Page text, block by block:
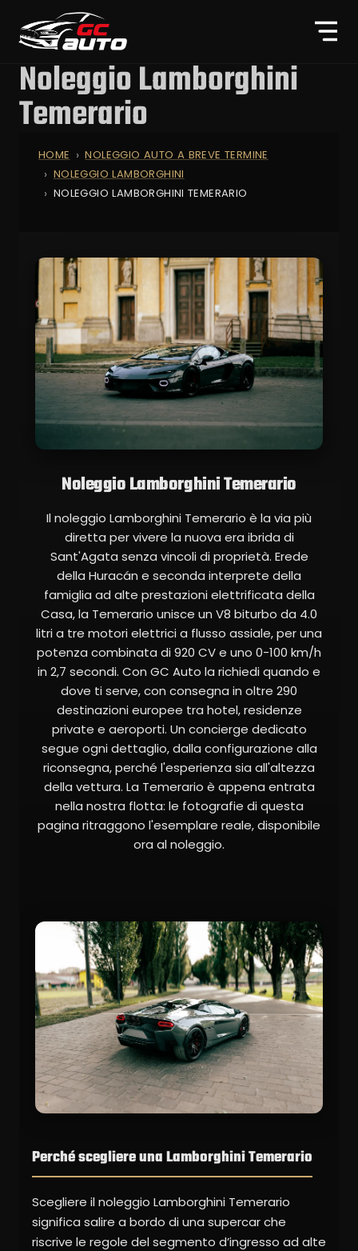
Noleggio Lamborghini
Temerario
HOME
NOLEGGIO AUTO A BREVE TERMINE
NOLEGGIO LAMBORGHINI
NOLEGGIO LAMBORGHINI TEMERARIO
Noleggio Lamborghini Temerario
Il noleggio Lamborghini Temerario è la via più
diretta per vivere la nuova era ibrida di
Sant'Agata senza vincoli di proprietà. Erede
della Huracán e seconda interprete della
famiglia ad alte prestazioni elettrificata della
Casa, la Temerario unisce un V8 biturbo da 4.0
litri a tre motori elettrici a flusso assiale, per una
potenza combinata di 920 CV e uno 0-100 km/h
in 2,7 secondi. Con GC Auto la richiedi quando e
dove ti serve, con consegna in oltre 290
destinazioni europee tra hotel, residenze
private e aeroporti. Un concierge dedicato
segue ogni dettaglio, dalla configurazione alla
riconsegna, perché l'esperienza sia all'altezza
della vettura. La Temerario è appena entrata
nella nostra flotta: le fotografie di questa
pagina ritraggono l'esemplare reale, disponibile
ora al noleggio.
Perché scegliere una Lamborghini Temerario
Scegliere il noleggio Lamborghini Temerario
significa salire a bordo di una supercar che
riscrive le regole del segmento d’ingresso ad alte